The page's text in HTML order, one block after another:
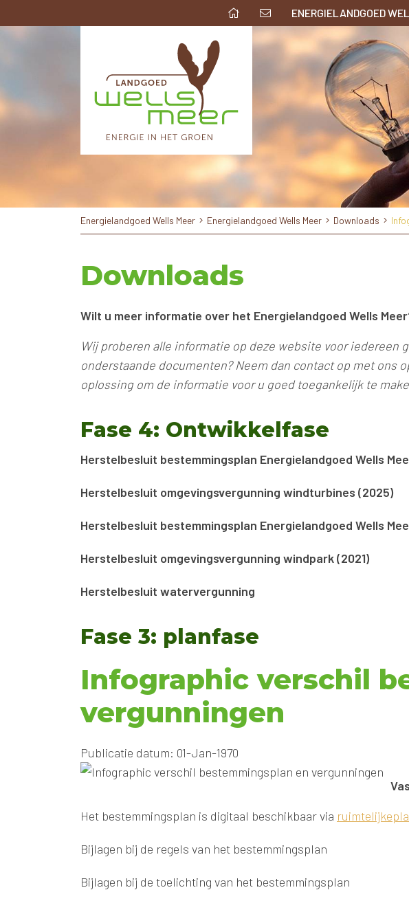
ENERGIELANDGOED
Energielandgoed Wells Meer Energielandgoed Wells Meer Downloads
Downloads
Wilt u meer informatie over het Energielandgoed Wells
Wij proberen alle informatie op deze website voor iedereen
onderstaande documenten? Neem dan contact op met ons
oplossing om de informatie voor u goed toegankelijk te
Fase 4: Ontwikkelfase
Herstelbesluit bestemmingsplan Energielandgoed Wells
Herstelbesluit omgevingsvergunning windturbines (2025)
Herstelbesluit bestemmingsplan Energielandgoed Wells
Herstelbesluit omgevingsvergunning windpark (2021)
Herstelbesluit watervergunning
Fase 3: planfase
Infographic verschil
vergunningen
Publicatie datum: 01-Jan-1970
Het bestemmingsplan is digitaal beschikbaar via
Bijlagen bij de regels van het bestemmingsplan
Bijlagen bij de toelichting van het bestemmingsplan